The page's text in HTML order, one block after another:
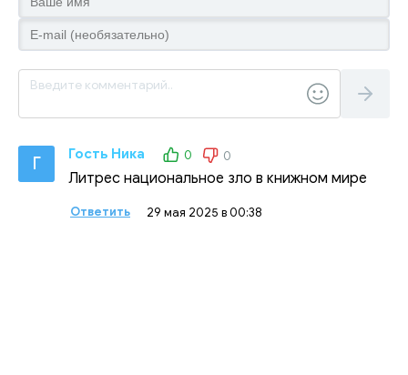
Г Гость Ника 0 0
Литрес национальное зло в книжном мире
Ответить 29 мая 2025 в 00:38